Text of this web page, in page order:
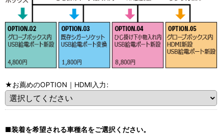
★お薦めのOPTION｜HDMI入力 :
■装着を希望される車種名をご選択ください。